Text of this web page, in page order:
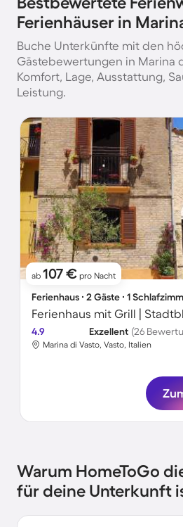
Ferienhäuser in
Buche Unterkünfte mit den
Gästebewertungen in Marina
Komfort, Lage, Ausstattung,
Leistung.
ab 107 € pro Nacht
Ferienhaus ∙ 2 Gäste ∙ 1
Ferienhaus mit Grill |
4.9 Exzellent (26
Marina di Vasto, Vasto, Italien
Warum HomeToGo
für deine Unterkunft